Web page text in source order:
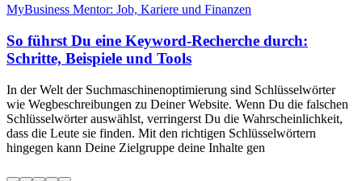
MyBusiness Mentor: Job, Kariere und Finanzen
So führst Du eine Keyword-Recherche durch:
Schritte, Beispiele und Tools
In der Welt der Suchmaschinenoptimierung sind Schlüsselwörter
wie Wegbeschreibungen zu Deiner Website. Wenn Du die falschen
Schlüsselwörter auswählst, verringerst Du die Wahrscheinlichkeit,
dass die Leute sie finden. Mit den richtigen Schlüsselwörtern
hingegen kann Deine Zielgruppe deine Inhalte gen